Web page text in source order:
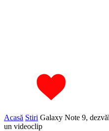
Acasă Stiri Galaxy Note 9,
un videoclip